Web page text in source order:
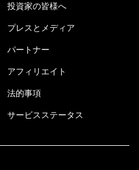
投資家の皆様へ
プレスとメディア
パートナー
アフィリエイト
法的事項
サービスステータス